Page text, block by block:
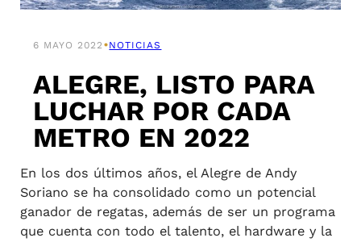
6 MAYO 2022 •NOTICIAS
ALEGRE, LISTO PARA
LUCHAR POR CADA
METRO EN 2022
En los dos últimos años, el Alegre de Andy
Soriano se ha consolidado como un potencial
ganador de regatas, además de ser un programa
que cuenta con todo el talento, el hardware y la